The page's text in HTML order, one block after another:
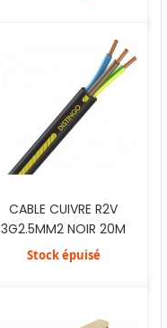
CABLE CUIVRE R2V
3G2.5MM2 NOIR 20M
Stock épuisé